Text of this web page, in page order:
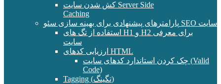
کش شدن سایت Server Side
Caching
پارامترهای پیشنهادی برای بهینه سازی سئو SEO سایت
استفاده از تگ های H1 و H2 برای معرفی
سایت
ارزیابی کدهای HTML
چک کردن استاندارد کدهای سایت (Valid
Code)
Tagging (تگینگ)